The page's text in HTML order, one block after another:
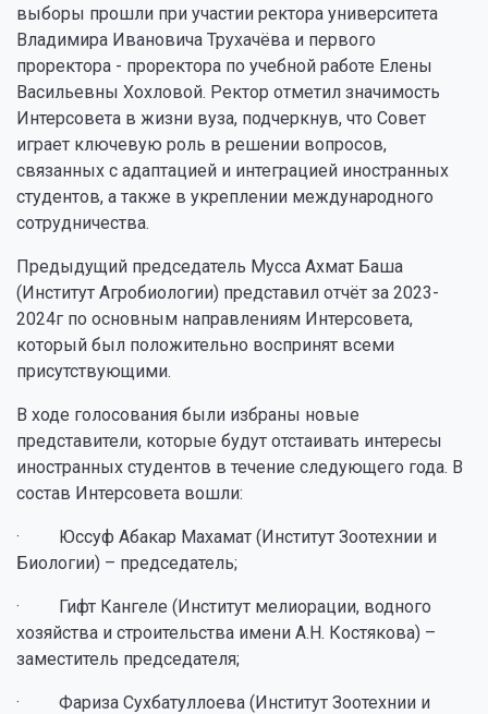
выборы прошли при участии ректора университета
Владимира Ивановича Трухачёва и первого
проректора - проректора по учебной работе Елены
Васильевны Хохловой. Ректор отметил значимость
Интерсовета в жизни вуза, подчеркнув, что Совет
играет ключевую роль в решении вопросов,
связанных с адаптацией и интеграцией иностранных
студентов, а также в укреплении международного
сотрудничества.
Предыдущий председатель Мусса Ахмат Баша
(Институт Агробиологии) представил отчёт за 2023-
2024г по основным направлениям Интерсовета,
который был положительно воспринят всеми
присутствующими.
В ходе голосования были избраны новые
представители, которые будут отстаивать интересы
иностранных студентов в течение следующего года. В
состав Интерсовета вошли:
· Юссуф Абакар Махамат (Институт Зоотехнии и
Биологии) – председатель;
· Гифт Кангеле (Институт мелиорации, водного
хозяйства и строительства имени А.Н. Костякова) –
заместитель председателя;
· Фариза Сухбатуллоева (Институт Зоотехнии и